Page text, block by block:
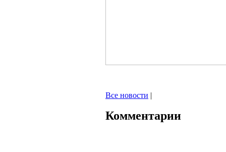
Все новости |
Комментарии